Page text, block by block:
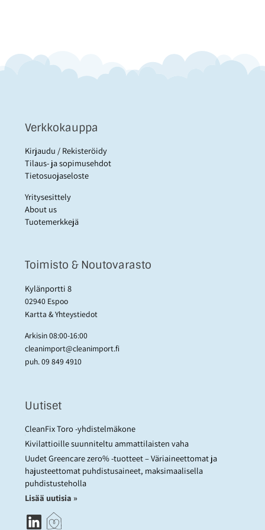
Verkkokauppa
Kirjaudu / Rekisteröidy
Tilaus- ja sopimusehdot
Tietosuojaseloste
Yritysesittely
About us
Tuotemerkkejä
Toimisto & Noutovarasto
Kylänportti 8
02940 Espoo
Kartta & Yhteystiedot
Arkisin 08:00-16:00
cleanimport@cleanimport.fi
puh.09 849 4910
Uutiset
CleanFix Toro -yhdistelmäkone
Kivilattioille suunniteltu ammattilaisten vaha
Uudet Greencare zero% -tuotteet – Väriaineettomat ja
hajusteettomat puhdistusaineet, maksimaalisella
puhdistusteholla
Lisää uutisia »